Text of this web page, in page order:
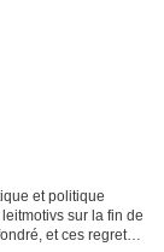
et politique
sur la fin de
et ces regrets